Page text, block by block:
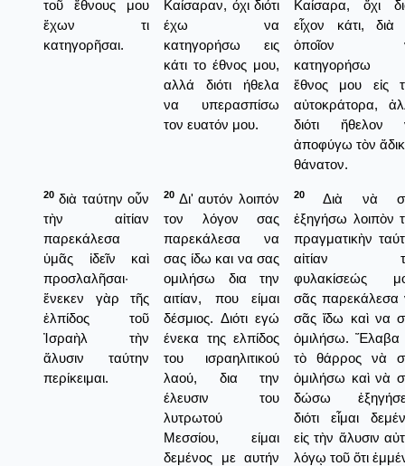
τοῦ ἔθνους μου
ἔχων τι
κατηγορῆσαι.
Καίσαραν, όχι διότι
έχω να
κατηγορήσω εις
κάτι το έθνος μου,
αλλά διότι ήθελα
να υπερασπίσω
τον ευατόν μου.
Καίσαρα, ὄχι
εἶχον κάτι, διὰ
ὁποῖον
κατηγορήσω
ἔθνος μου εἰς
αὐτοκράτορα,
διότι ἤθελον
ἀποφύγω τὸν
θάνατον.
20 διὰ ταύτην οὖν
τὴν αἰτίαν
παρεκάλεσα
ὑμᾶς ἰδεῖν καὶ
προσλαλῆσαι·
ἕνεκεν γὰρ τῆς
ἐλπίδος τοῦ
Ἰσραὴλ τὴν
ἅλυσιν ταύτην
περίκειμαι.
20 Δι' αυτόν λοιπόν
τον λόγον σας
παρεκάλεσα να
σας ίδω και να σας
ομιλήσω δια την
αιτίαν, που είμαι
δέσμιος. Διότι εγώ
ένεκα της ελπίδος
του ισραηλιτικού
λαού, δια την
έλευσιν του
λυτρωτού
Μεσσίου, είμαι
δεμένος με αυτήν
20
Διὰ νὰ
ἐξηγήσω λοιπὸν
πραγματικὴν
αἰτίαν
φυλακίσεώς
σᾶς παρεκάλεσα
σᾶς ἴδω καὶ να
ὁμιλήσω. Ἔλαβα
τὸ θάρρος νὰ
ὁμιλήσω καὶ νὰ
δώσω
διότι εἶμαι
εἰς τὴν ἅλυσιν
λόγῳ τοῦ ὅτι